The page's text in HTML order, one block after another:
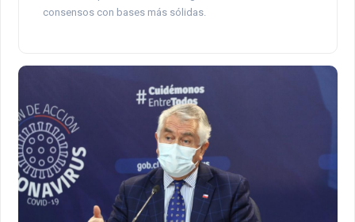
consensos con bases más sólidas.